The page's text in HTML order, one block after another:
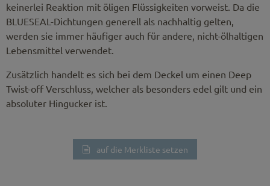
keinerlei Reaktion mit öligen Flüssigkeiten vorweist. Da die
BLUESEAL-Dichtungen generell als nachhaltig gelten,
werden sie immer häufiger auch für andere, nicht-ölhaltigen
Lebensmittel verwendet.
Zusätzlich handelt es sich bei dem Deckel um einen Deep
Twist-off Verschluss, welcher als besonders edel gilt und ein
absoluter Hingucker ist.
auf die Merkliste setzen